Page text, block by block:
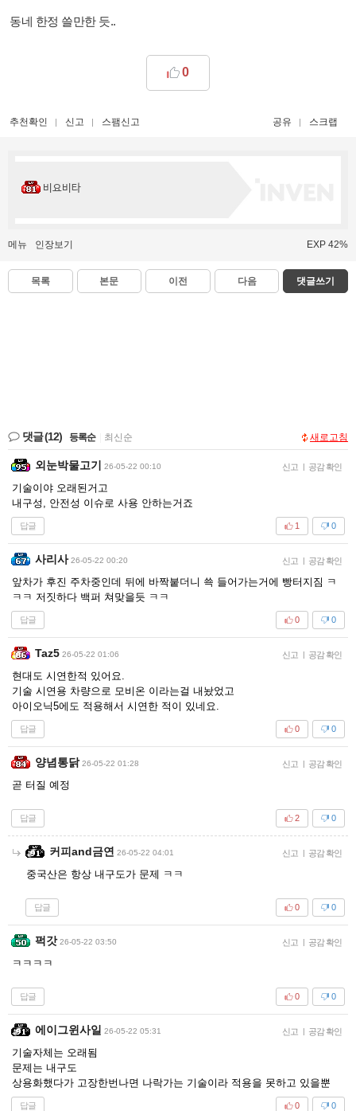
동네 한정 쓸만한 듯..
0
추천확인 신고 스팸신고 공유 스크랩
비요비타
메뉴 인장보기 EXP 42%
목록 본문 이전 다음 댓글쓰기
댓글(12) 등록순 최신순 새로고침
외눈박물고기 26-05-22 00:10 신고 | 공감 확인
기술이야 오래된거고
내구성, 안전성 이슈로 사용 안하는거죠
답글 0
1
사리사 26-05-22 00:20 신고 | 공감 확인
앞차가 후진 주차중인데 뒤에 바짝붙더니 쑉 들어가는거에 빵터지짐 ㅋ
ㅋㅋ 저짓하다 백퍼 쳐맞을듯 ㅋㅋ
답글 0
0
Taz5 26-05-22 01:06 신고 | 공감 확인
현대도 시연한적 있어요.
기술 시연용 차량으로 모비온 이라는걸 내놨었고
아이오닉5에도 적용해서 시연한 적이 있네요.
답글 0
0
양념통닭 26-05-22 01:28 신고 | 공감 확인
곧 터질 예정
답글 0
2
커피and금연 26-05-22 04:01 신고 | 공감 확인
중국산은 항상 내구도가 문제 ㅋㅋ
답글 0
0
퍽갓 26-05-22 03:50 신고 | 공감 확인
ㅋㅋㅋㅋ
답글 0
0
에이그윈사일 26-05-22 05:31 신고 | 공감 확인
기술자체는 오래됨
문제는 내구도
상용화했다가 고장한번나면 나락가는 기술이라 적용을 못하고 있을뿐
답글 0
0